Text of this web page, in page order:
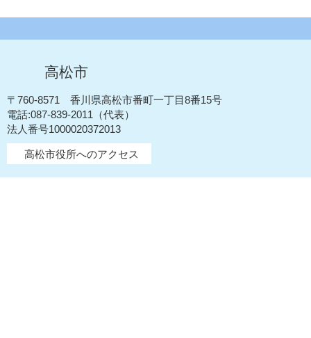
高松市
〒760-8571 香川県高松市番町一丁目8番15号
電話:087-839-2011（代表）
法人番号1000020372013
高松市役所へのアクセス